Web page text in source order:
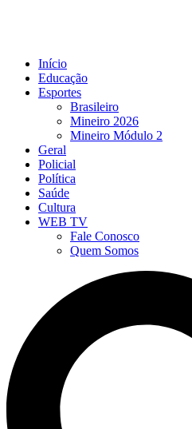
Início
Educação
Esportes
Brasileiro
Mineiro 2026
Mineiro Módulo 2
Geral
Policial
Política
Saúde
Cultura
WEB TV
Fale Conosco
Quem Somos